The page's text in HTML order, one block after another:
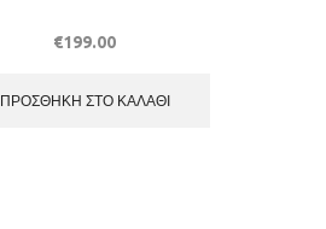
€199.00
ΠΡΟΣΘΉΚΗ ΣΤΟ ΚΑΛΆΘΙ